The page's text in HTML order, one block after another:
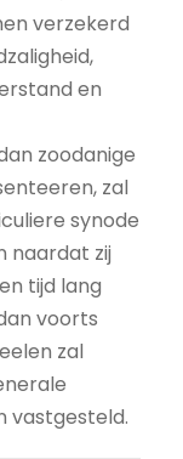
verzekerd
en
zoodanige
zal
synode
naardat zij
tijd lang
voorts
zal
vastgesteld.